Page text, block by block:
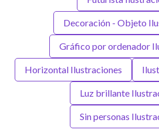
Decoración - Objeto
Gráfico por ordenador
Horizontal Ilustraciones
Luz brillante
Sin personas